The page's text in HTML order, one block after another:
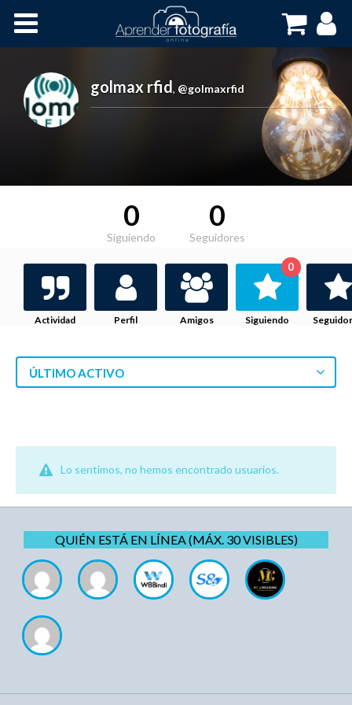
Cursos OnLine
golmax rfid, @golmaxrfid
0
Siguiendo
0
Seguidores
Actividad Perfil Amigos Siguiendo
0
ÚLTIMO ACTIVO
Lo sentimos, no hemos encontrado usuarios.
QUIÉN ESTÁ EN LÍNEA (MÁX. 30 VISIBLES)